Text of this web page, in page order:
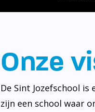
Onze
De Sint Jozefschool is
zijn een school waar